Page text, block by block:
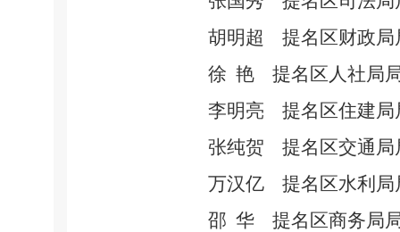
胡明超
提名区财政局
徐 艳
提名区人社局
李明亮
提名区住建局
张纯贺
提名区交通局
万汉亿
提名区水利局
邵 华
提名区商务局